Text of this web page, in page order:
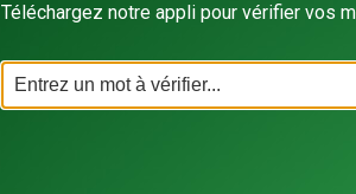
Téléchargez notre appli pour vérifier vos